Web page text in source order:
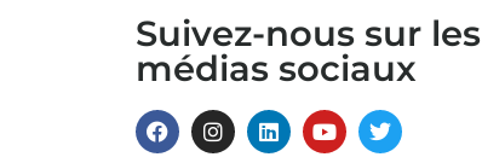
Suivez-nous sur les
médias sociaux